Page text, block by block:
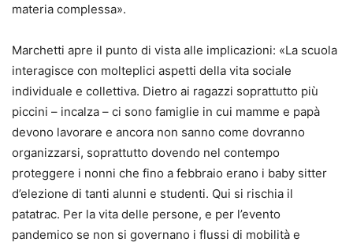
materia complessa».
Marchetti apre il punto di vista alle implicazioni: «La scuola
interagisce con molteplici aspetti della vita sociale
individuale e collettiva. Dietro ai ragazzi soprattutto più
piccini – incalza – ci sono famiglie in cui mamme e papà
devono lavorare e ancora non sanno come dovranno
organizzarsi, soprattutto dovendo nel contempo
proteggere i nonni che fino a febbraio erano i baby sitter
d’elezione di tanti alunni e studenti. Qui si rischia il
patatrac. Per la vita delle persone, e per l’evento
pandemico se non si governano i flussi di mobilità e